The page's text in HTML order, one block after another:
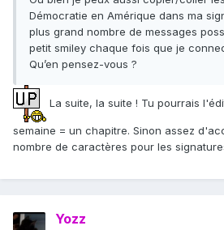
Démocratie en Amérique dans ma
plus grand nombre de messages
petit smiley chaque fois que je
Qu’en pensez-vous ?
La suite, la suite ! Tu pourrais
semaine = un chapitre. Sinon assez
nombre de caractères pour les
Yozz